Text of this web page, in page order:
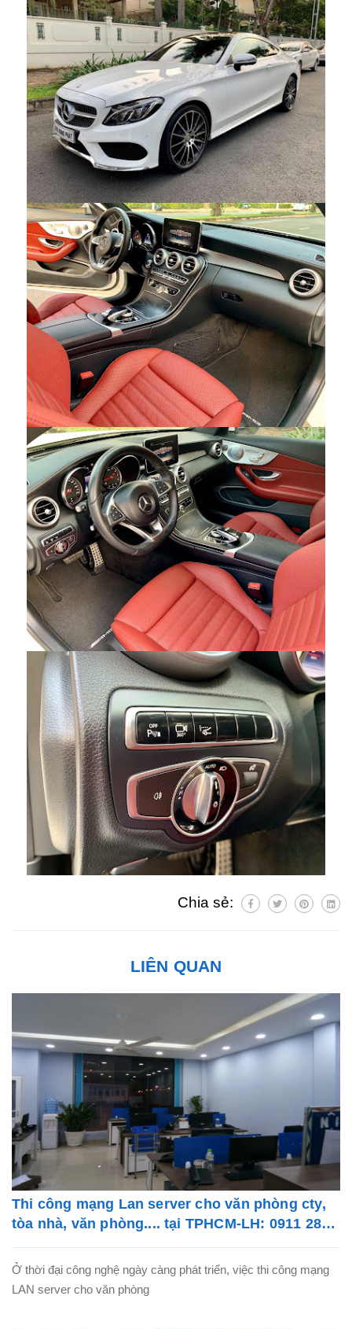
Chia sẻ:
LIÊN QUAN
Thi công mạng Lan server cho văn phòng cty,
tòa nhà, văn phòng.... tại TPHCM-LH: 0911 28
Ở thời đại công nghệ ngày càng phát triển, việc thi công mạng
LAN server cho văn phòng